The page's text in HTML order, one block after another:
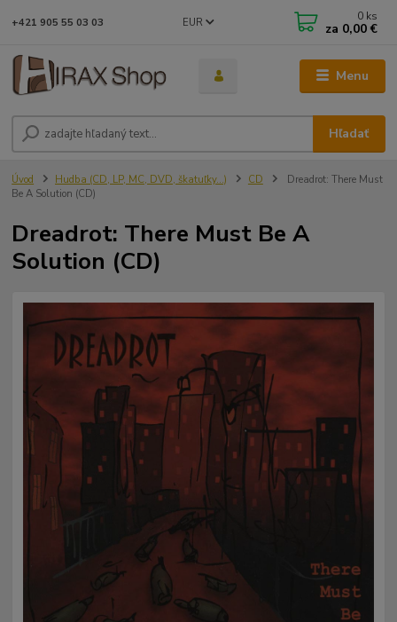
Menu
EUR
Hľadať
+421 905 55 03 03 0 ks
za 0,00 €
Úvod Hudba (CD, LP, MC, DVD, škatuľky...) CD
Dreadrot: There Must
Be A Solution (CD)
Dreadrot: There Must Be A
Solution (CD)